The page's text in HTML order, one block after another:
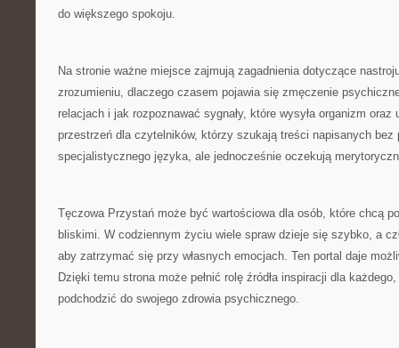
do większego spokoju.
Na stronie ważne miejsce zajmują zagadnienia dotyczące
zrozumieniu, dlaczego czasem pojawia się zmęczenie
relacjach i jak rozpoznawać sygnały, które wysyła organizm oraz
przestrzeń dla czytelników, którzy szukają treści napisanych bez
specjalistycznego języka, ale jednocześnie oczekują
Tęczowa Przystań może być wartościowa dla osób, które chcą
bliskimi. W codziennym życiu wiele spraw dzieje się szybko, a
aby zatrzymać się przy własnych emocjach. Ten portal daje
Dzięki temu strona może pełnić rolę źródła inspiracji dla
podchodzić do swojego zdrowia psychicznego.